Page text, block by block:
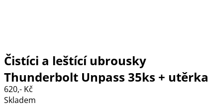
Čistíci a leštící ubrousky
Thunderbolt Unpass 35ks + utěrka
620,- Kč
Skladem